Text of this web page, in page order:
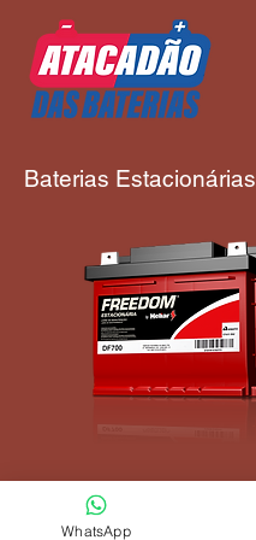
Baterias Estacionárias
WhatsApp